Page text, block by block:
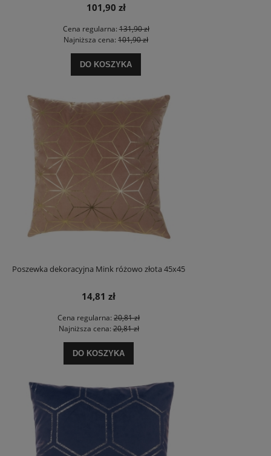
101,90 zł
Cena regularna:131,90 zł
Najniższa cena: 101,90 zł
DO KOSZYKA
Poszewka dekoracyjna Mink różowo złota 45x45
14,81 zł
Cena regularna: 20,81 zł
Najniższa cena:20,81 zł
DO KOSZYKA